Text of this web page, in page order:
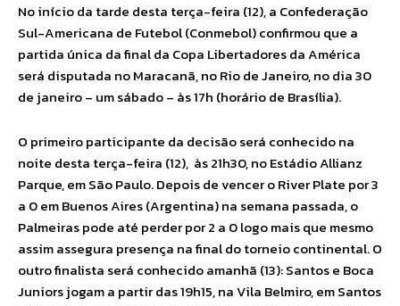
No início da tarde desta terça-feira (12), a Confederação
Sul-Americana de Futebol (Conmebol) confirmou que a
partida única da final da Copa Libertadores da América
será disputada no Maracanã, no Rio de Janeiro, no dia 30
de janeiro – um sábado – às 17h (horário de Brasília).
O primeiro participante da decisão será conhecido na
noite desta terça-feira (12), às 21h30, no Estádio Allianz
Parque, em São Paulo. Depois de vencer o River Plate por 3
a 0 em Buenos Aires (Argentina) na semana passada, o
Palmeiras pode até perder por 2 a 0 logo mais que mesmo
assim assegura presença na final do torneio continental. O
outro finalista será conhecido amanhã (13): Santos e Boca
Juniors jogam a partir das 19h15, na Vila Belmiro, em Santos